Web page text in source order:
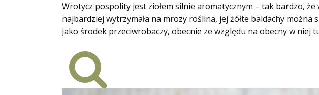
Wrotycz pospolity jest ziołem silnie aromatycznym – tak bardzo,
najbardziej wytrzymała na mrozy roślina, jej żółte baldachy
jako środek przeciwrobaczy, obecnie ze względu na obecny w niej